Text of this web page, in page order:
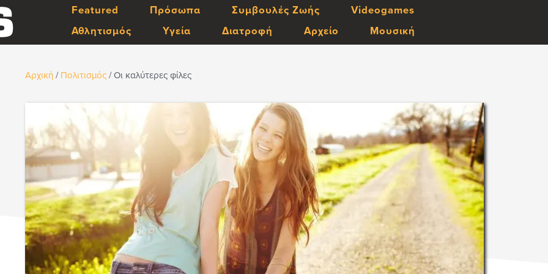
Featured Πρόσωπα Συμβουλές Ζωής
Videogames
Αθλητισμός
Υγεία Διατροφή Αρχείο Μουσική
Αρχική / Πολιτισμός /Οι καλύτερες φίλες